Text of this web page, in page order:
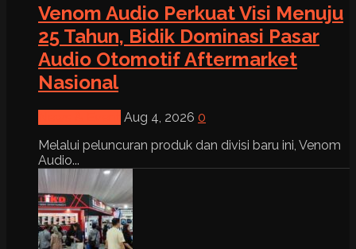
Venom Audio Perkuat Visi Menuju
25 Tahun, Bidik Dominasi Pasar
Audio Otomotif Aftermarket
Nasional
Aug 4, 2026 0
Melalui peluncuran produk dan divisi baru ini, Venom
Audio...